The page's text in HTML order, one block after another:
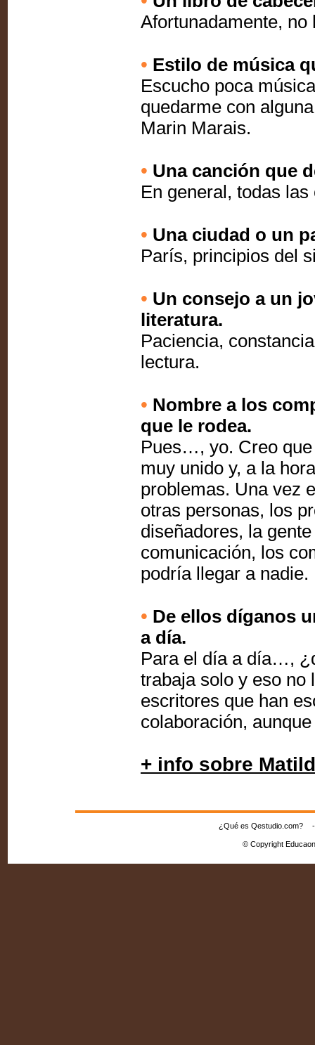
Afortunadamente,
• Estilo de música
Escucho poca
quedarme con
Marin Marais.
• Una canción que
En general, todas
• Una ciudad o un
París, principios del
• Un consejo a un
literatura.
Paciencia,
lectura.
• Nombre a los
que le rodea.
Pues…, yo. Creo que
muy unido y, a la
problemas. Una vez
otras personas, los
diseñadores, la
comunicación, los
podría llegar a nadie.
• De ellos díganos
a día.
Para el día a día…,
trabaja solo y eso no
escritores que han
colaboración,
+ info sobre
¿Qué es Qestudio.com?
© Copyright